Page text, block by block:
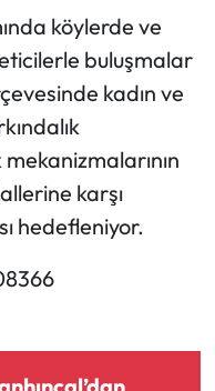
köylerde ve
buluşmalar
kadın ve
karşı
hedefleniyor.